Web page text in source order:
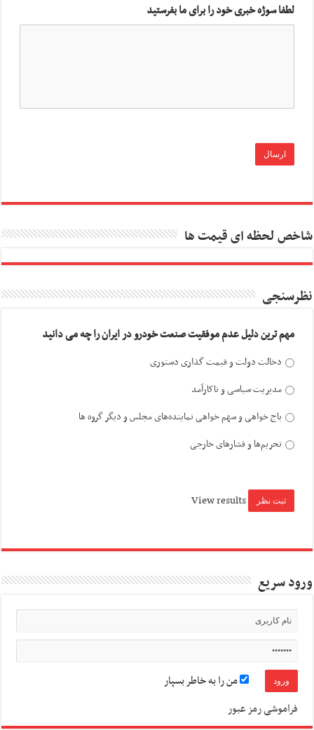
لطفا سوژه خبری خود را برای ما بفرستید
شاخص لحظه ای قیمت ها
نظرسنجی
مهم ترین دلیل عدم موفقیت صنعت خودرو در ایران را چه می دانید
دخالت دولت و قیمت گذاری دستوری
مدیریت سیاسی و ناکارآمد
باج خواهی و سهم خواهی نماینده‌های مجلس و دیگر گروه ها
تحریم‌ها و فشارهای خارجی
View results
ورود سریع
من را به خاطر بسپار
فراموشی رمز عبور